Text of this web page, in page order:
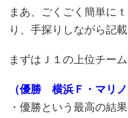
まあ、ごくごく簡単に
り、手探りしながら記載
まずはＪ１の上位チー
（優勝 横浜Ｆ・マリノ
・優勝という最高の結